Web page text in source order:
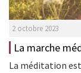
2 octobre 2023
La marche
La méditation